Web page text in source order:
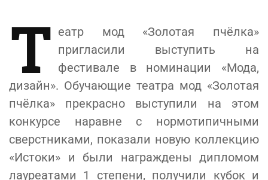
Т еатр мод «Золотая пчёлка»
пригласили выступить на
фестивале в номинации «Мода,
дизайн». Обучающие театра мод «Золотая
пчёлка» прекрасно выступили на этом
конкурсе наравне с нормотипичными
сверстниками, показали новую коллекцию
«Истоки» и были награждены дипломом
лауреатами 1 степени, получили кубок и